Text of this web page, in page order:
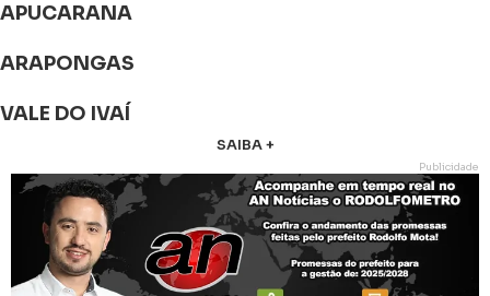
APUCARANA
ARAPONGAS
VALE DO IVAÍ
SAIBA +
Publicidade